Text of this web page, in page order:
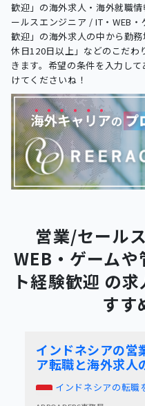
歓迎」の海外求人・海外就職
ールスエンジニア / IT・WEB
歓迎」の海外求人の中から勤
休日120日以上」などのこだわ
きます。希望の条件を入力し
けてくださいね！
営業/セール
WEB・ゲーム
ト経験歓迎 の
すす
インドネシアの営
ア転職と海外求人
インドネシアの転職